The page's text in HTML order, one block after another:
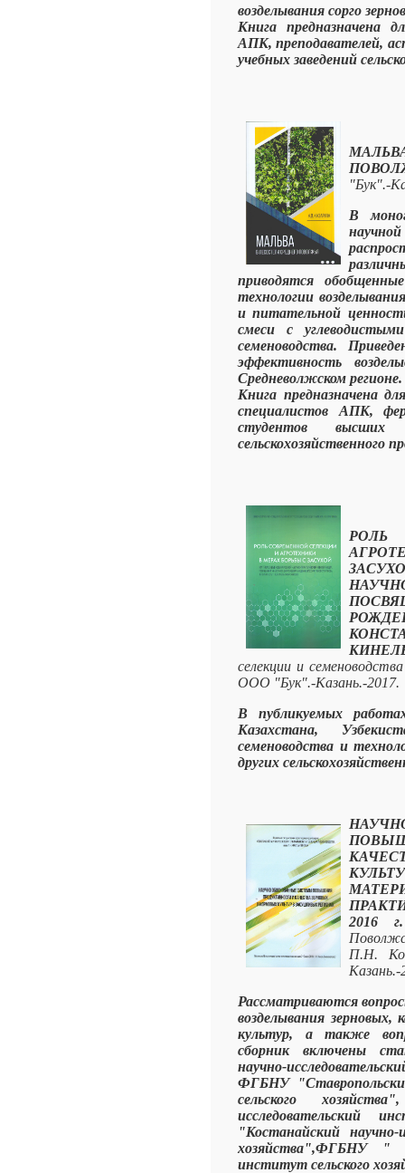
возделывания сорго
Книга предназначена
АПК, преподавателей,
учебных заведений
"Бук".-
В
приводятся
технологии
и питательной
смеси с
семеноводства.
эффективность
Средневолжском регионе.
Книга предназначена
специалистов АПК,
студентов
сельскохозяйственного
РОЛЬ
селекции и
ООО "Бук".-Казань.-2017.
В публикуемых
Казахстана,
семеноводства и
других
2016
П.Н.
Казань.-
Рассматриваются
возделывания зерновых,
культур, а также
сборник включены
научно-
ФГБНУ
сельского
исследовательский
"Костанайский научно-
хозяйства",ФГБНУ "
институт сельского